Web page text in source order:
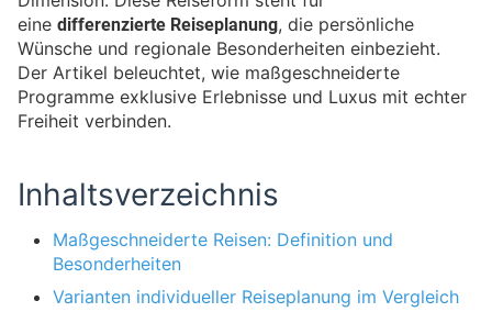
eine differenzierte Reiseplanung, die persönliche
Wünsche und regionale Besonderheiten einbezieht.
Der Artikel beleuchtet, wie maßgeschneiderte
Programme exklusive Erlebnisse und Luxus mit echter
Freiheit verbinden.
Inhaltsverzeichnis
Maßgeschneiderte Reisen: Definition und
Besonderheiten
Varianten individueller Reiseplanung im Vergleich